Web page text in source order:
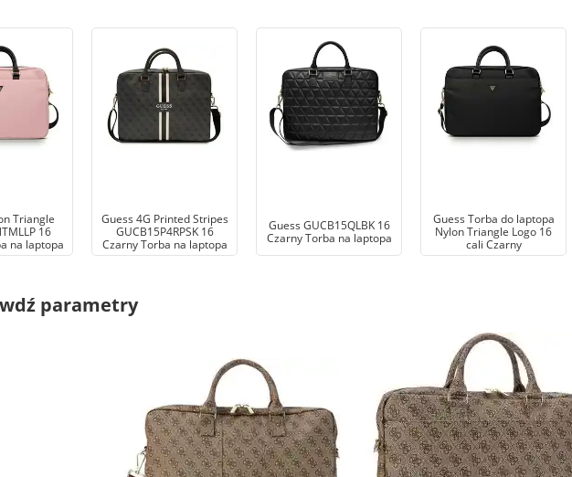
Triangle
16
na laptopa
Guess 4G Printed Stripes
GUCB15P4RPSK 16
Czarny Torba na laptopa
Guess GUCB15QLBK 16
Czarny Torba na laptopa
Guess Torba do laptopa
Nylon Triangle Logo 16
cali Czarny
parametry